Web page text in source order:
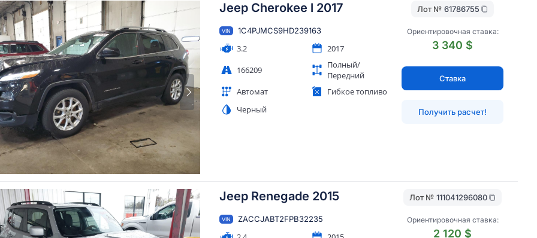
Jeep Cherokee l 2017
VIN 1C4PJMCS9HD239163
3.2
2017
166209
Полный/
Передний
Автомат
Гибкое топливо
Черный
Лот № 61786755
Ориентировочная ставка:
3 340 $
Ставка
Получить расчет!
Jeep Renegade 2015
VIN ZACCJABT2FPB32235
Лот № 111041296080
Ориентировочная ставка:
2 120 $